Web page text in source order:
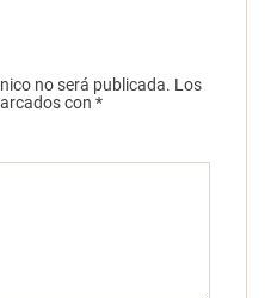
no será publicada. Los
con *